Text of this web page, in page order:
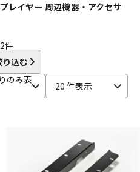
ウクレレ
パーカッション
レイヤー 周辺機器・アクセサ
件
込む
のみ表
20 件表示